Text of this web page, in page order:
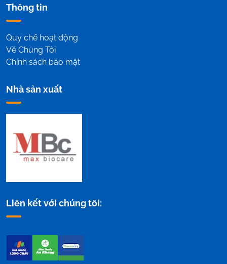
Thông tin
Quy chế hoạt động
Về Chúng Tôi
Chính sách bảo mật
Nhà sản xuất
Liên kết với chúng tôi: